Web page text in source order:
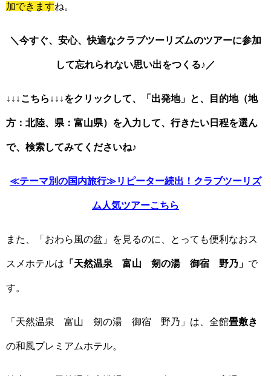
加できますね。
＼今すぐ、安心、快適なクラブツーリズムのツアーに参加
して忘れられない思い出をつくる♪／
↓↓↓こちら↓↓↓をクリックして、「出発地」と、目的地（地
方：北陸、県：富山県）を入力して、行きたい日程を選ん
で、検索してみてくださいね♪
≪テーマ別の国内旅行≫リピーター続出！クラブツーリズ
ム人気ツアーこちら
また、「おわら風の盆」を見るのに、とっても便利なおス
スメホテルは 「天然温泉 富山 剱の湯 御宿 野乃」 で
す。
「天然温泉 富山 剱の湯 御宿 野乃」は、全館畳敷き
の和風プレミアムホテル。